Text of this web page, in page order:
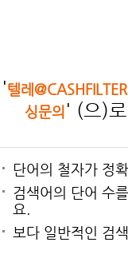
'텔레
싱문의 ' (으)
단어의 철자가 정
검색어의 단어 수
요.
보다 일반적인 검